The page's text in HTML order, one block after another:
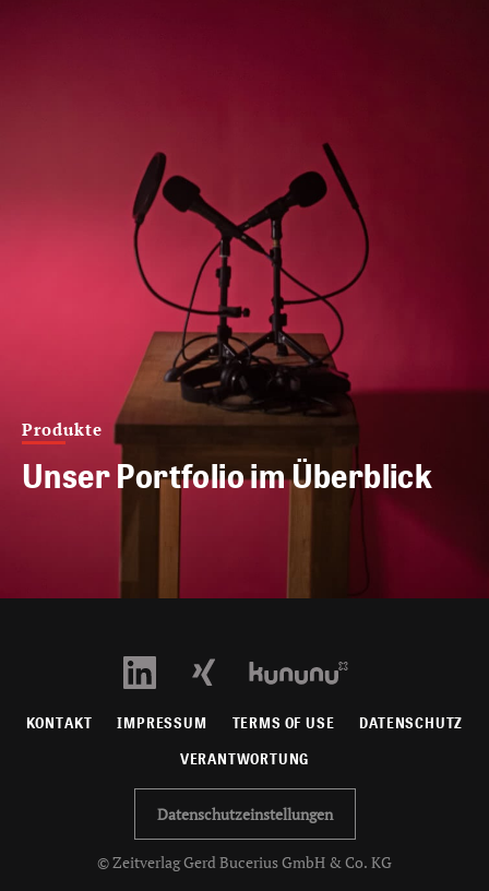
Produkte
Unser Portfolio im Überblick
KONTAKT IMPRESSUM TERMS OF USE DATENSCHUTZ
VERANTWORTUNG
Datenschutzeinstellungen
© Zeitverlag Gerd Bucerius GmbH & Co. KG